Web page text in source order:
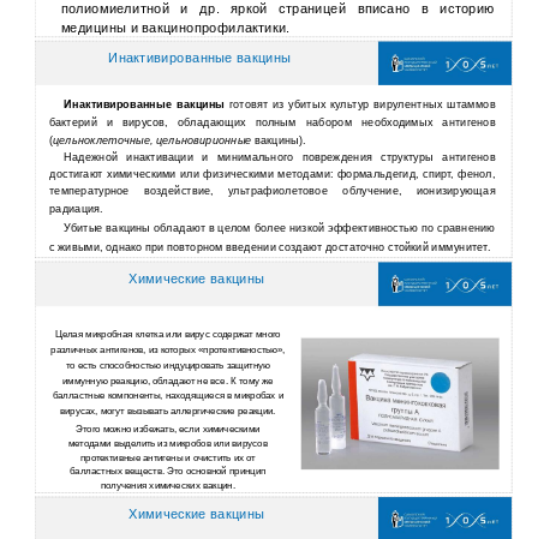
полиомиелитной и др. яркой страницей вписано в историю
медицины и вакцинопрофилактики.
Инактивированные вакцины
Инактивированные вакциныготовят из убитых культур­ вирулентных штаммов
бактерий и вирусов, обладающих полным набором необходимых антигенов
(цельноклеточные, цельновирионныевакцины).
Надежной инактивации и минимального повреждения структуры антигенов
достигают химическими­ или физическими методами: формальдегид, спирт, фенол,
температурное воздействие, ультрафиолетовое­ облучение, ионизирующая
радиация.
Убитые вакцины обладают в целом более низкой эффективностью по сравнению
с живыми, однако при повторном введении создают достаточно стойкий иммунитет.
Химические вакцины
Целая микробная клетка или вирус содержат много
различных антигенов, из которых «протективностью»,
то есть способностью индуцировать защитную
иммунную реакцию, обладают не все. К тому же
балластные компоненты, находящиеся в микробах и
вирусах, могут вызывать аллергические реакции.
Этого можно избежать, если химическими
методами выделить из микробов или вирусов
протективные антигены и очистить их от
балластных веществ. Это основной принцип
получения химических вакцин.
Химические вакцины